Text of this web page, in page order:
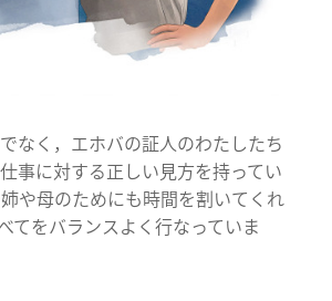
なく，エホバの証人のわたしたち
事に対する正しい見方を持ってい
や母のためにも時間を割いてくれ
てをバランスよく行なっていま